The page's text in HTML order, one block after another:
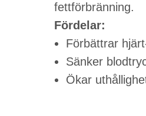
fettförbränning.
Fördelar:
Förbättrar
Sänker
Ökar